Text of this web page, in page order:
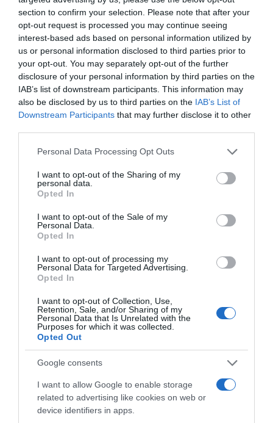
section to confirm your selection. Please note that after your
opt-out request is processed you may continue seeing
interest-based ads based on personal information utilized by
us or personal information disclosed to third parties prior to
your opt-out. You may separately opt-out of the further
disclosure of your personal information by third parties on the
IAB’s list of downstream participants. This information may
also be disclosed by us to third parties on the IAB’s List of
Downstream Participants that may further disclose it to other
Please note that this website/app uses one or more Google
not limited to your visit or usage behaviour. You may click to
grant or deny consent to Google and its third-party tags to
use your data for below specified purposes in below Google
consent section.
Personal Data Processing Opt Outs
I want to opt-out of the Sharing of my
personal data.
Opted In
I want to opt-out of the Sale of my
Personal Data.
Opted In
I want to opt-out of processing my
Personal Data for Targeted Advertising.
Opted In
I want to opt-out of Collection, Use,
Retention, Sale, and/or Sharing of my
Personal Data that Is Unrelated with the
Purposes for which it was collected.
Opted Out
Google consents
I want to allow Google to enable storage
related to advertising like cookies on web or
device identifiers in apps.
6. A rossz időzítés szakításhoz vezet, még akkor is, ha
nagyon szeretitek egymást.
7. A szenvedély annál jobban csökken, minél régebb óta
tart egy kapcsolat.
8. Időnként mindenki boldogtalan a párkapcsolatában.
9. Te és a szerelmed valószínűleg nem fogtok örökké
mindenben összeilleni.
10. Nehezebben szakítanak azok a párok, akiknek van
egy háziállatuk, vagy közös bankszámlát használnak.
Ez is érdekelhet! -
is tudnod kell az erősebbik nemről
Megosztás: Facebook Twitter Pinterest
Címkék: párkapcsolat,igazságok
Korábbi bejegyzések Következő bejegyzés